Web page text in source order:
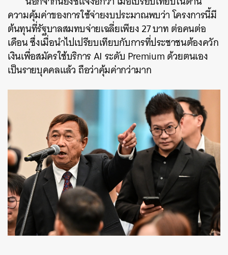
ความคุ้มค่าของการใช้จ่ายงบประมาณพบว่า โครงการนี้มี
ต้นทุนที่รัฐบาลสมทบจ่ายเฉลี่ยเพียง 27 บาท ต่อคนต่อ
เดือน ซึ่งเมื่อนำไปเปรียบเทียบกับการที่ประชาชนต้องควัก
เงินเพื่อสมัครใช้บริการ AI ระดับ Premium ด้วยตนเอง
เป็นรายบุคคลแล้ว ถือว่าคุ้มค่ากว่ามาก